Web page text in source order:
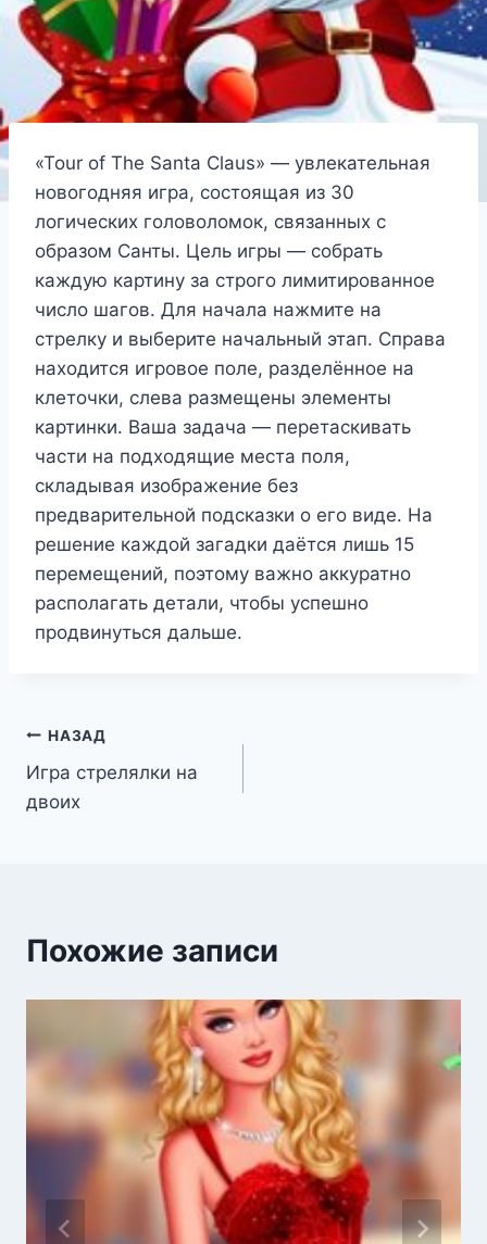
«Tour of The Santa Claus» — увлекательная
новогодняя игра, состоящая из 30
логических головоломок, связанных с
образом Санты. Цель игры — собрать
каждую картину за строго лимитированное
число шагов. Для начала нажмите на
стрелку и выберите начальный этап. Справа
находится игровое поле, разделённое на
клеточки, слева размещены элементы
картинки. Ваша задача — перетаскивать
части на подходящие места поля,
складывая изображение без
предварительной подсказки о его виде. На
решение каждой загадки даётся лишь 15
перемещений, поэтому важно аккуратно
располагать детали, чтобы успешно
продвинуться дальше.
Навигация
по
НАЗАД
Игра стрелялки на
двоих
Похожие записи